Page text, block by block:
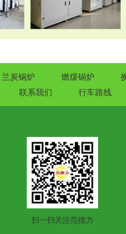
兰炭锅炉 燃煤锅炉
联系我们 行车路线
扫一扫关注范德力